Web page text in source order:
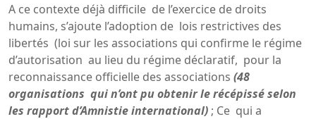
A ce contexte déjà difficile de l’exercice de droits
humains, s’ajoute l’adoption de lois restrictives des
libertés (loi sur les associations qui confirme le régime
d’autorisation au lieu du régime déclaratif, pour la
reconnaissance officielle des associations (48
organisations qui n’ont pu obtenir le récépissé selon
les rapport d’Amnistie international) ; Ce qui a